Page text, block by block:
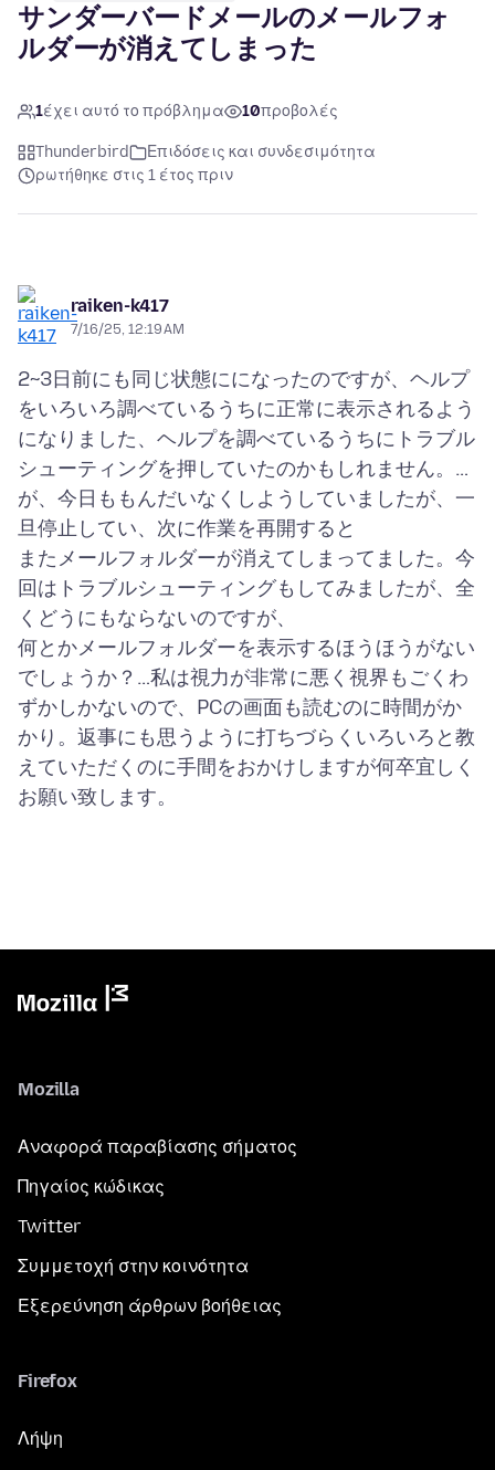
サンダーバードメールのメールフォ
ルダーが消えてしまった
1έχει αυτό το πρόβλημα 10προβολές
Thunderbird
Επιδόσεις και συνδεσιμότητα
ρωτήθηκε στις 1 έτος πριν
raiken-k417
7/16/25, 12:19 AM
2~3日前にも同じ状態にになったのですが、ヘルプ
をいろいろ調べているうちに正常に表示されるよう
になりました、ヘルプを調べているうちにトラブル
シューティングを押していたのかもしれません。…
が、今日ももんだいなくしようしていましたが、一
旦停止してい、次に作業を再開すると
またメールフォルダーが消えてしまってました。今
回はトラブルシューティングもしてみましたが、全
くどうにもならないのですが、
何とかメールフォルダーを表示するほうほうがない
でしょうか？…私は視力が非常に悪く視界もごくわ
ずかしかないので、PCの画面も読むのに時間がか
かり。返事にも思うように打ちづらくいろいろと教
えていただくのに手間をおかけしますが何卒宜しく
Mozilla
Αναφορά παραβίασης σήματος
Πηγαίος κώδικας
Twitter
Συμμετοχή στην κοινότητα
Εξερεύνηση άρθρων βοήθειας
Firefox
Λήψη